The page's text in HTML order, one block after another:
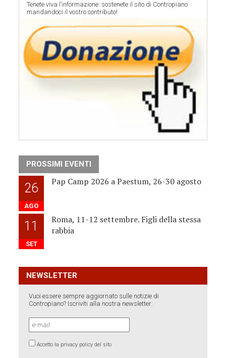
Tenete viva l’informazione: sostenete il sito di Contropiano
mandandoci il vostro contributo!
PROSSIMI EVENTI
26
AGO
Pap Camp 2026 a Paestum, 26-30 agosto
11
SET
Roma, 11-12 settembre. Figli della stessa
rabbia
NEWSLETTER
Vuoi essere sempre aggiornato sulle notizie di
Contropiano? Iscriviti alla nostra newsletter:
Accetto la privacy policy del sito